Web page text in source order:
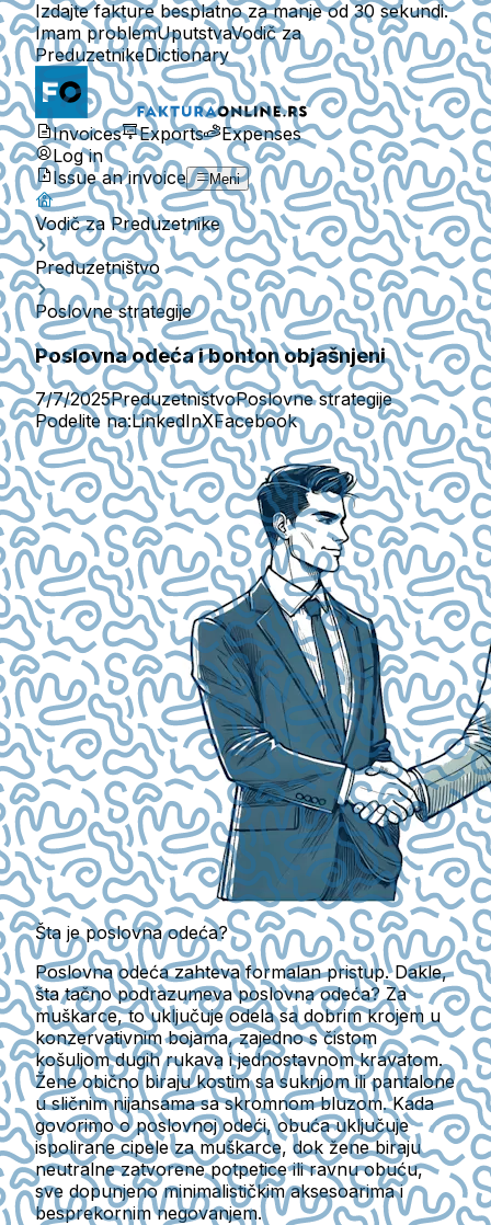
Izdajte fakture besplatno za manje od 30 sekundi.
Imam problemUputstvaVodič za
PreduzetnikeDictionary
Invoices Exports
Expenses
Log in
Issue an invoice
Meni
Vodič za Preduzetnike
Preduzetništvo
Poslovne strategije
Poslovna odeća i bonton objašnjeni
7/7/2025PreduzetništvoPoslovne strategije
Podelite na:LinkedInXFacebook
Šta je poslovna odeća?
Poslovna odeća zahteva formalan pristup. Dakle,
šta tačno podrazumeva poslovna odeća? Za
muškarce, to uključuje odela sa dobrim krojem u
konzervativnim bojama, zajedno s čistom
košuljom dugih rukava i jednostavnom kravatom.
Žene obično biraju kostim sa suknjom ili pantalone
u sličnim nijansama sa skromnom bluzom. Kada
govorimo o poslovnoj odeći, obuća uključuje
ispolirane cipele za muškarce, dok žene biraju
neutralne zatvorene potpetice ili ravnu obuću,
sve dopunjeno minimalističkim aksesoarima i
besprekornim negovanjem.